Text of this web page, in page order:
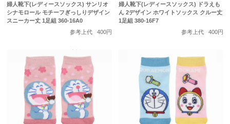
婦人靴下(レディースソックス) サンリオ
シナモロール モチーフぎっしりデザイン
スニーカー丈 1足組 360-16A0
参考上代
400円
婦人靴下(レディースソックス) ドラえも
ん 2デザイン ホワイトソックス クルー丈
1足組 380-16F7
参考上代
400円